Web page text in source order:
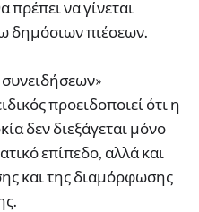
πρέπει να γίνεται
δημόσιων πιέσεων.
προειδοποιεί ότι η
δεν διεξάγεται μόνο
επίπεδο, αλλά και
και της διαμόρφωσης